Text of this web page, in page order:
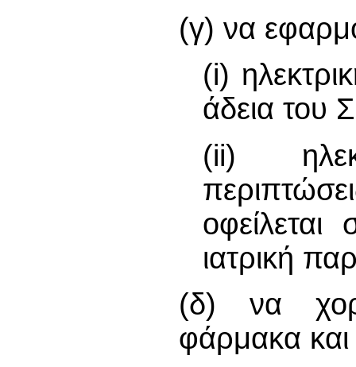
(γ) να
(i)
άδεια του
(ii)
ιατρική
(δ) να
φάρμακα και